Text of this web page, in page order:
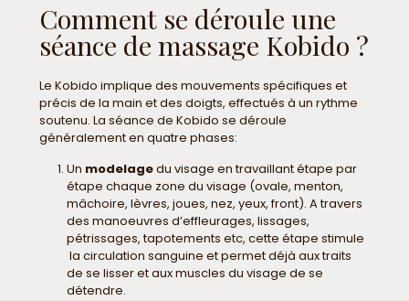
Comment se déroule une
séance de massage Kobido ?
Le Kobido implique des mouvements spécifiques et
précis de la main et des doigts, effectués à un rythme
soutenu. La séance de Kobido se déroule
généralement en quatre phases:
Un modelagedu visage en travaillant étape par
étape chaque zone du visage (ovale, menton,
mâchoire, lèvres, joues, nez, yeux, front). A travers
des manoeuvres d’effleurages, lissages,
pétrissages, tapotements etc, cette étape stimule
la circulation sanguine et permet déjà aux traits
de se lisser et aux muscles du visage de se
détendre.